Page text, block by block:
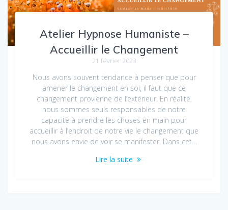
Atelier Hypnose Humaniste –
Accueillir le Changement
21 février 2023
Nous avons souvent tendance à penser que pour
amener le changement en soi, il faut que ce
changement provienne de l’extérieur. En réalité,
nous sommes seuls responsables de notre
capacité à prendre les choses en main pour
accueillir à l’endroit de notre vie le changement que
nous avons envie de voir se manifester. Dans cet…
Lire la suite